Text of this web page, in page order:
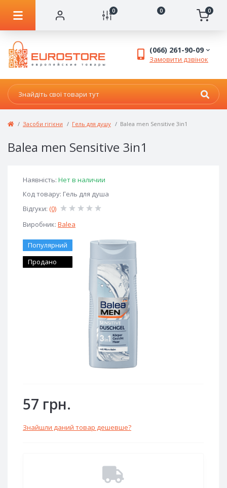
0 0 0
(066) 261-90-09
Замовити дзвінок
Засоби гігієни Гель для душу Balea men Sensitive 3in1
Balea men Sensitive 3in1
Наявність: Нет в наличии
Код товару: Гель для душа
Відгуки: (0)
Виробник: Balea
Популярний
Продано
57 грн.
Знайшли даний товар дешевше?